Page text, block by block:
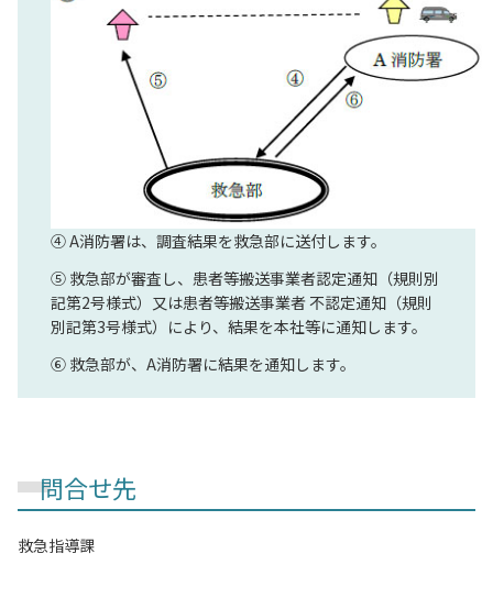
④ A消防署は、調査結果を救急部に送付します。
⑤ 救急部が審査し、患者等搬送事業者認定通知（規則別
記第2号様式）又は患者等搬送事業者 不認定通知（規則
別記第3号様式）により、結果を本社等に通知します。
⑥ 救急部が、A消防署に結果を通知します。
問合せ先
救急指導課